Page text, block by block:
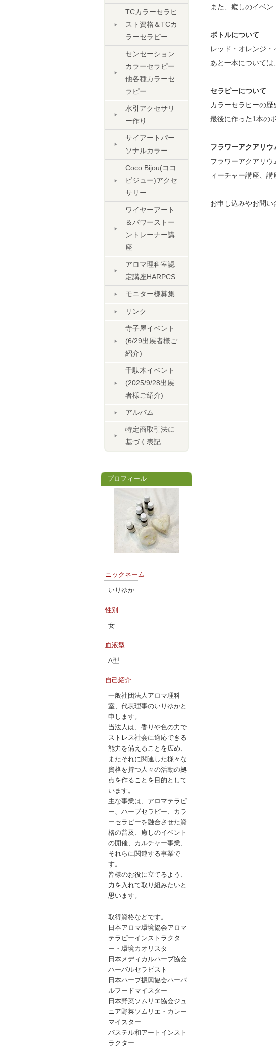
また、癒しのイベ
ボトルについて
レッド・オレンジ
あと一本については
セラピーについて
カラーセラピーの歴
最後に作った1本の
フラワーアクアリ
フラワーアクアリ
ィーチャー講座、
お申し込みやお問い
TCカラーセラピ
スト資格＆TCカ
ラーセラピー
センセーション
カラーセラピー
他各種カラーセ
ラピー
水引アクセサリ
ー作り
サイアートパー
ソナルカラー
Coco Bijou(ココ
ビジュー)アクセ
サリー
ワイヤーアート
＆パワーストー
ントレーナー講
座
アロマ理科室認
定講座HARPCS
モニター様募集
リンク
寺子屋イベント
(6/29出展者様ご
紹介)
千駄木イベント
(2025/9/28出展
者様ご紹介)
アルバム
特定商取引法に
基づく表記
プロフィール
ニックネーム
いりゆか
性別
女
血液型
A型
自己紹介
一般社団法人アロマ理科
室、代表理事のいりゆかと
申します。
当法人は、香りや色の力で
ストレス社会に適応できる
能力を備えることを広め、
またそれに関連した様々な
資格を持つ人々の活動の拠
点を作ることを目的として
います。
主な事業は、アロマテラピ
ー、ハーブセラピー、カラ
ーセラピーを融合させた資
格の普及、癒しのイベント
の開催、カルチャー事業、
それらに関連する事業で
す。
皆様のお役に立てるよう、
力を入れて取り組みたいと
思います。
取得資格などです。
日本アロマ環境協会アロマ
テラピーインストラクタ
ー・環境カオリスタ
日本メディカルハーブ協会
ハーバルセラピスト
日本ハーブ振興協会ハーバ
ルフードマイスター
日本野菜ソムリエ協会ジュ
ニア野菜ソムリエ・カレー
マイスター
パステル和アートインスト
ラクター